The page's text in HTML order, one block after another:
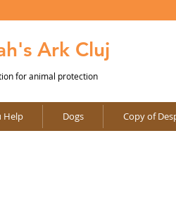
Ark Cluj
for animal protection
Help Dogs Copy of